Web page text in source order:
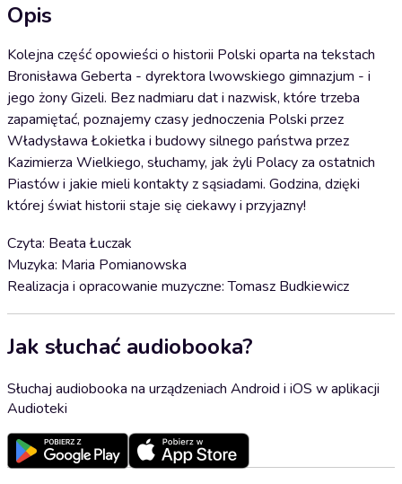
Opis
Kolejna część opowieści o historii Polski oparta na tekstach
Bronisława Geberta - dyrektora lwowskiego gimnazjum - i
jego żony Gizeli. Bez nadmiaru dat i nazwisk, które trzeba
zapamiętać, poznajemy czasy jednoczenia Polski przez
Władysława Łokietka i budowy silnego państwa przez
Kazimierza Wielkiego, słuchamy, jak żyli Polacy za ostatnich
Piastów i jakie mieli kontakty z sąsiadami. Godzina, dzięki
której świat historii staje się ciekawy i przyjazny!
Czyta: Beata Łuczak
Muzyka: Maria Pomianowska
Realizacja i opracowanie muzyczne: Tomasz Budkiewicz
Jak słuchać audiobooka?
Słuchaj audiobooka na urządzeniach Android i iOS w aplikacji
Audioteki